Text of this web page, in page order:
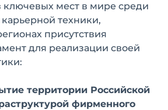
ключевых мест в мире среди
техники,
присутствия
для реализации своей
территории Российской
фирменного